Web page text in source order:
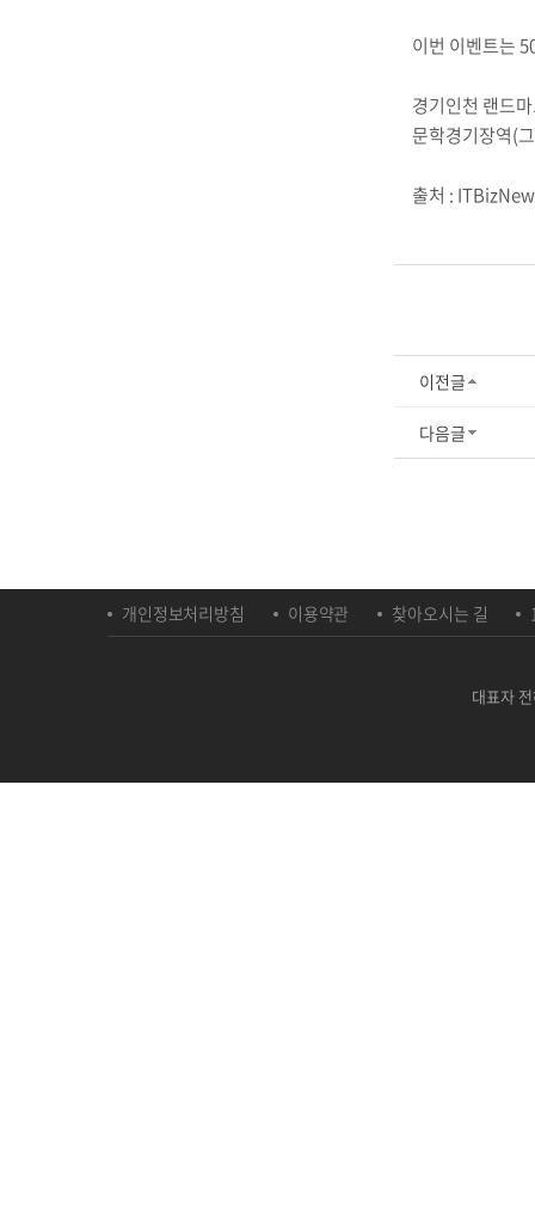
이번 이벤트는
경기인천 랜드
문학경기장역(
출처 :
이전글
다음글
개인정보처리방침 이용약관 찾아오시는 길
대표자